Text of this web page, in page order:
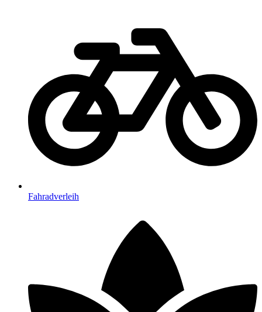
Fahradverleih